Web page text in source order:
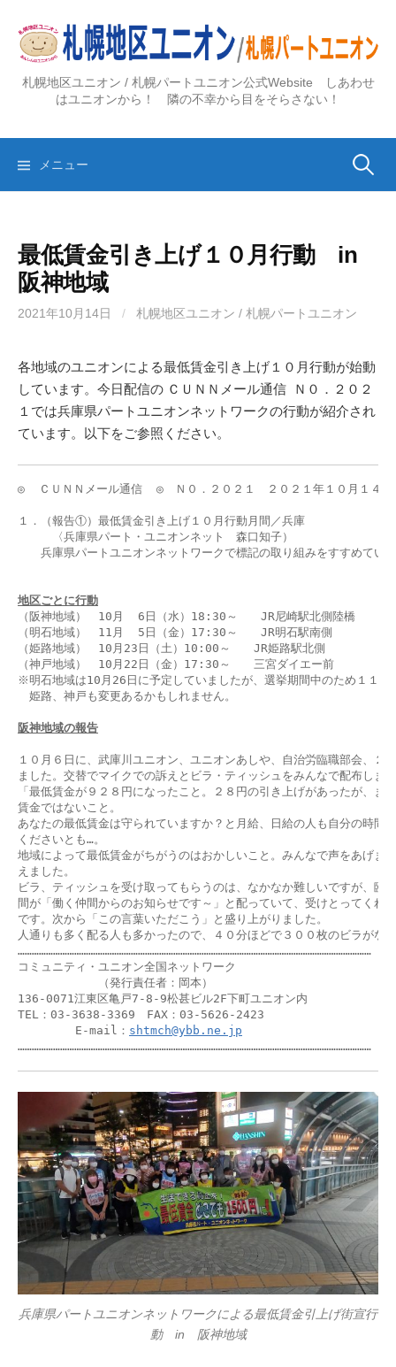
ス
札幌地区ユニオン / 札幌パートユニオン公式Website しあわせ
はユニオンから！ 隣の不幸から目をそらさない！
メニュー 検
最低賃金引き上げ１０月行動 in
阪神地域
2021年10月14日 / 札幌地区ユニオン / 札幌パートユニオン
各地域のユニオンによる最低賃金引き上げ１０月行動が始動
しています。今日配信の ＣＵＮＮメール通信 Ｎ０．２０２
１では兵庫県パートユニオンネットワークの行動が紹介され
ています。以下をご参照ください。
◎  ＣＵＮＮメール通信  ◎　Ｎ０．２０２１　２０２１年１０月１４日
１．（報告①）最低賃金引き上げ１０月行動月間／兵庫
〈兵庫県パート・ユニオンネット　森口知子）
兵庫県パートユニオンネットワークで標記の取り組みをすすめてい
地区ごとに行動
（阪神地域）　10月  6日（水）18:30～　　JR尼崎駅北側陸橋
（明石地域）　11月  5日（金）17:30～　　JR明石駅南側
（姫路地域）　10月23日（土）10:00～　　JR姫路駅北側
（神戸地域）　10月22日（金）17:30～　　三宮ダイエー前
※明石地域は10月26日に予定していましたが、選挙期間中のため１１月
姫路、神戸も変更あるかもしれません。
阪神地域の報告
１０月６日に、武庫川ユニオン、ユニオンあしや、自治労臨職部会、２
ました。交替でマイクでの訴えとビラ・ティッシュをみんなで配布しま
「最低賃金が９２８円になったこと。２８円の引き上げがあったが、ま
賃金ではないこと。
あなたの最低賃金は守られていますか？と月給、日給の人も自分の時間
くださいとも…。
地域によって最低賃金がちがうのはおかしいこと。みんなで声をあげま
えました。
ビラ、ティッシュを受け取ってもらうのは、なかなか難しいですが、臨
間が「働く仲間からのお知らせです～」と配っていて、受けとってくれ
です。次から「この言葉いただこう」と盛り上がりました。
人通りも多く配る人も多かったので、４０分ほどで３００枚のビラがな
……………………………………………………………………………………………………………………………………
コミュニティ・ユニオン全国ネットワーク
（発行責任者：岡本）
136-0071江東区亀戸7-8-9松甚ビル2F下町ユニオン内
TEL：03-3638-3369　FAX：03-5626-2423
E-mail： shtmch@ybb.ne.jp
……………………………………………………………………………………………………………………………………
兵庫県パートユニオンネットワークによる最低賃金引上げ街宣行
動 in 阪神地域